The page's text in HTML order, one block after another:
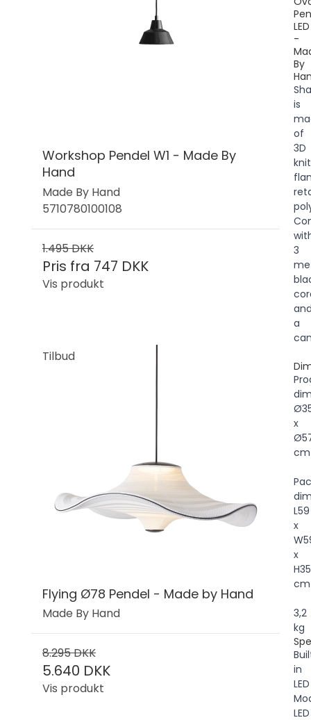
Workshop Pendel W1 - Made By
Hand
Made By Hand
5710780100108
1.495 DKK
Pris fra 747 DKK
Vis produkt
Tilbud
Flying Ø78 Pendel - Made by Hand
Made By Hand
8.295 DKK
5.640 DKK
Vis produkt
LED
-
By
is
of
3D
3
a
x
cm
L59
x
x
H35
cm
3,2
kg
in
LED
LED